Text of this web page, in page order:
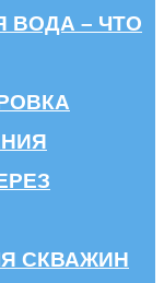
ВОДА – ЧТО
СКВАЖИН